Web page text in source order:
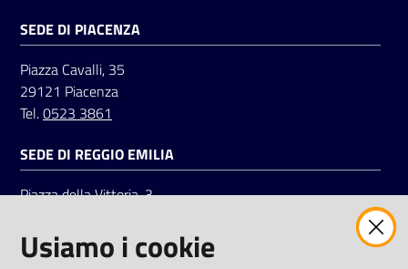
SEDE DI PIACENZA
Piazza Cavalli, 35
29121 Piacenza
Tel.0523 3861
SEDE DI REGGIO EMILIA
Piazza della Vittoria, 3
Tel.0522 7961
Usiamo i cookie